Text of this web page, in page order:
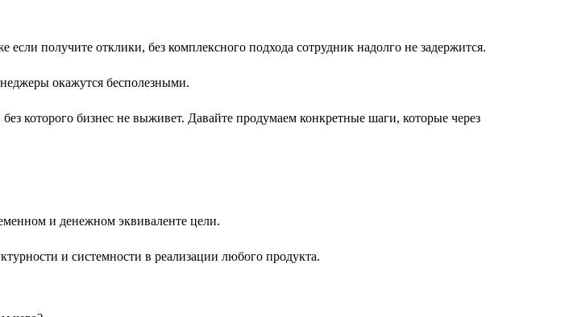
получите отклики, без комплексного подхода сотрудник надолго не задержится.
окажутся бесполезными.
которого бизнес не выживет. Давайте продумаем конкретные шаги, которые через
и денежном эквиваленте цели.
и системности в реализации любого продукта.